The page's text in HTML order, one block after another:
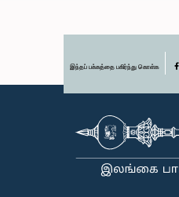
இந்தப் பக்கத்தை பகிர்ந்து கொள்க